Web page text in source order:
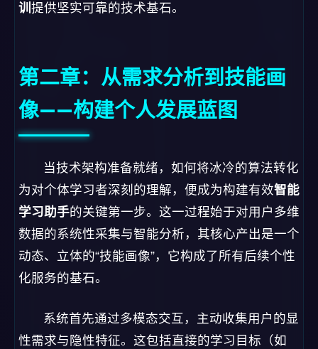
训 提供坚实可靠的技术基石。
第二章：从需求分析到技能画
像——构建个人发展蓝图
当技术架构准备就绪，如何将冰冷的算法转化
为对个体学习者深刻的理解，便成为构建有效智能
学习助手的关键第一步。这一过程始于对用户多维
数据的系统性采集与智能分析，其核心产出是一个
动态、立体的“技能画像”，它构成了所有后续个性
化服务的基石。
系统首先通过多模态交互，主动收集用户的显
性需求与隐性特征。这包括直接的学习目标（如